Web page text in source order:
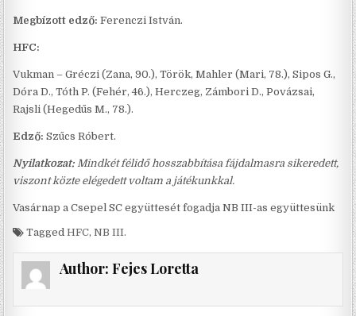
Megbízott edző:Ferenczi István.
HFC:
Vukman – Gréczi (Zana, 90.), Török, Mahler (Mari, 78.), Sipos G.,
Dóra D., Tóth P. (Fehér, 46.), Herczeg, Zámbori D., Povázsai,
Rajsli (Hegedűs M., 78.).
Edző:Szűcs Róbert.
Nyilatkozat: Mindkét félidő hosszabbítása fájdalmasra sikeredett,
viszont közte elégedett voltam a játékunkkal.
Vasárnap a Csepel SC együttesét fogadja NB III-as együttesünk
TaggedHFC,NB III.
Author: Fejes Loretta